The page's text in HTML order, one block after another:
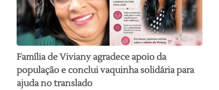
Família de Viviany agradece apoio da
população e conclui vaquinha solidária para
ajuda no translado